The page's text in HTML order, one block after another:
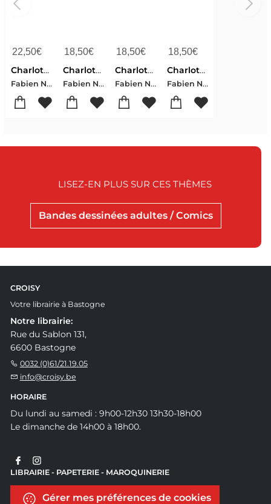
22,50€
Charlotte Imperatrice Tome 1 : La Princesse Et L'archiduc
Fabien Nury-Matthieu Bonhomme
18,50€
Charlotte Imperatrice Tome 1 : La Princesse Et L'archiduc
Fabien Nury-Matthieu Bonhomme
18,50€
Charlotte Imperatrice Tome 2 : L'empire
Fabien Nury-Matthieu Bonhomme
18,50€
Charlotte Imperatrice Tome 3 : Adios, Carlotta
Fabien Nury-Matthieu Bonhomme
Bandes dessinées adultes / Comics
LISEZ-EN PLUS SUR CES THÈMES
CROISY
Votre librairie à Bastogne
Notre librairie:
Rue du Sablon 131,
6600 Bastogne
0032 (0)61/21.19.05
info@croisy.be
HORAIRE
Du lundi au samedi : 9h00-12h30 13h30-18h00
Le dimanche de 14h00 à 18h00.
LIBRAIRIE - PAPETERIE - MAROQUINERIE
Gérer mes préférences de cookies